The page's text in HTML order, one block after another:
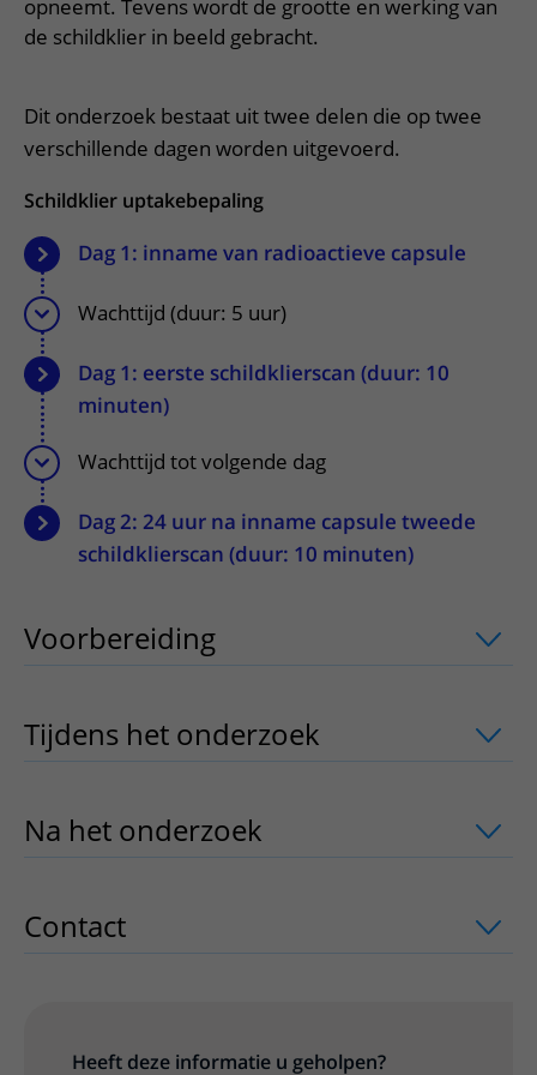
Onderzoeken en diagnostiek
Het Wilhelmina Kinderziekenhuis
Bloedprikken
Wijzigen patiëntgegevens
Faciliteiten en voorzieningen
Kwaliteit en veiligheid
Route naar het ziekenhuis
Wegwijs in het ziekenhuis
Contact met polikliniek
Contact met verpleegafdeling
Het Wilhelmina Kinderziekenhuis
Teleconsult aanvragen
Zorgverlenersportaal
Over UMC Utrecht
Onderwijs
opneemt. Tevens wordt de grootte en werking van
de schildklier in beeld gebracht.
Dit onderzoek bestaat uit twee delen die op twee
verschillende dagen worden uitgevoerd.
Schildklier uptakebepaling
Dag 1: inname van radioactieve capsule
Wachttijd (duur: 5 uur)
Dag 1: eerste schildklierscan (duur: 10
minuten)
Wachttijd tot volgende dag
Dag 2: 24 uur na inname capsule tweede
schildklierscan (duur: 10 minuten)
Voorbereiding uitklapper, klik om te
Tijdens het onderzoek uitklapper, klik
Na het onderzoek uitklapper, klik om
Contact uitklapper, klik om te openen
Heeft deze informatie u geholpen?